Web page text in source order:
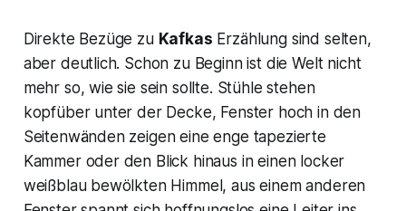
Direkte Bezüge zu Kafkas Erzählung sind selten,
aber deutlich. Schon zu Beginn ist die Welt nicht
mehr so, wie sie sein sollte. Stühle stehen
kopfüber unter der Decke, Fenster hoch in den
Seitenwänden zeigen eine enge tapezierte
Kammer oder den Blick hinaus in einen locker
weißblau bewölkten Himmel, aus einem anderen